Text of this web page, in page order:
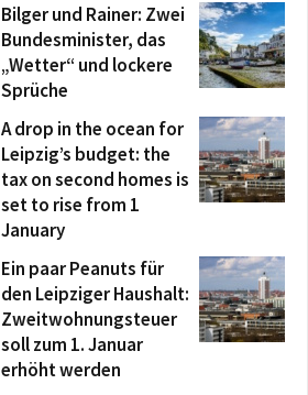
Bilger und Rainer: Zwei
Bundesminister, das
„Wetter“ und lockere
Sprüche
A drop in the ocean for
Leipzig’s budget: the
tax on second homes is
set to rise from 1
January
Ein paar Peanuts für
den Leipziger Haushalt:
Zweitwohnungsteuer
soll zum 1. Januar
erhöht werden